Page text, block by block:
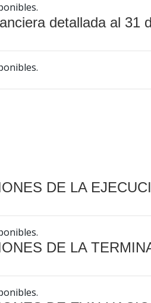
detallada al 31
DE LA
DE LA